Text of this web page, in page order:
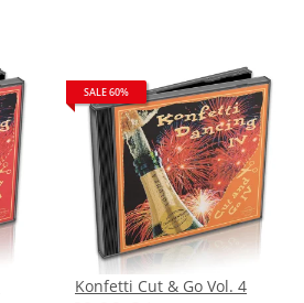
SALE 60%
Konfetti Cut & Go Vol. 4